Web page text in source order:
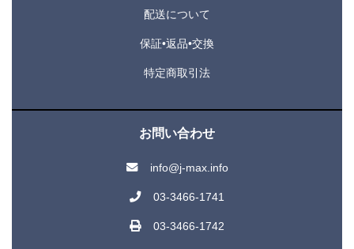
配送について
保証•返品•交換
特定商取引法
お問い合わせ
info@j-max.info
03-3466-1741
03-3466-1742